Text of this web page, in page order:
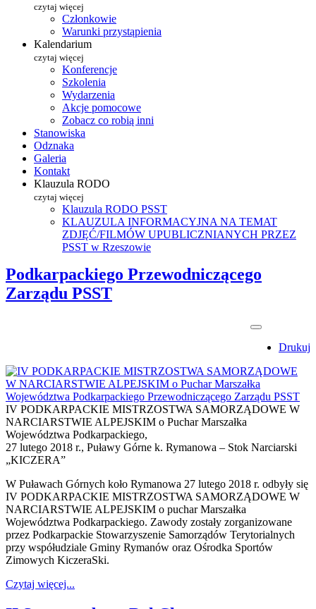
czytaj więcej
Członkowie
Warunki przystąpienia
Kalendarium
czytaj więcej
Konferencje
Szkolenia
Wydarzenia
Akcje pomocowe
Zobacz co robią inni
Stanowiska
Odznaka
Galeria
Kontakt
Klauzula RODO
czytaj więcej
Klauzula RODO PSST
KLAUZULA INFORMACYJNA NA TEMAT
ZDJĘĆ/FILMÓW UPUBLICZNIANYCH PRZEZ
PSST w Rzeszowie
Podkarpackiego Przewodniczącego
Zarządu PSST
Drukuj
IV PODKARPACKIE MISTRZOSTWA SAMORZĄDOWE W
NARCIARSTWIE ALPEJSKIM o Puchar Marszałka
Województwa Podkarpackiego,
27 lutego 2018 r., Puławy Górne k. Rymanowa – Stok Narciarski
„KICZERA”
W Puławach Górnych koło Rymanowa 27 lutego 2018 r. odbyły się
IV PODKARPACKIE MISTRZOSTWA SAMORZĄDOWE W
NARCIARSTWIE ALPEJSKIM o puchar Marszałka
Województwa Podkarpackiego. Zawody zostały zorganizowane
przez Podkarpackie Stowarzyszenie Samorządów Terytorialnych
przy współudziale Gminy Rymanów oraz Ośrodka Sportów
Zimowych KiczeraSki.
Czytaj więcej...